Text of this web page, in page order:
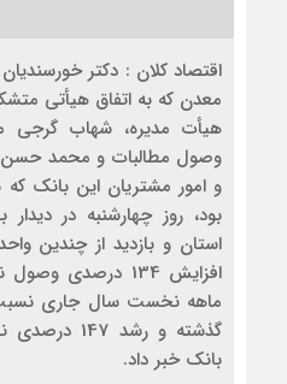
اقتصاد کلان : دکتر
معدن که به اتفاق هیأتی
هیأت مدیره، شهاب گرجی
وصول مطالبات و محمد حسن
و امور مشتریان این بانک
بود، روز چهارشنبه در دیدار
استان و بازدید از چندین
افزایش 134 درصدی
ماهه نخست سال جاری
گذشته و
بانک خبر داد.